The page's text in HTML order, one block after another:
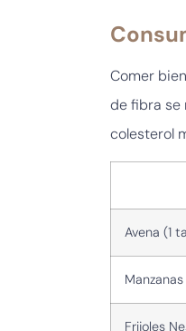
Comer
de fibra se
colesterol
Avena (1
Frijoles